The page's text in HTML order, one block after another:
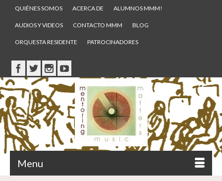
QUIÉNES SOMOS ACERCA DE ALUMNOS MMM!
AUDIOS Y VIDEOS CONTACTO MMM BLOG
ORQUESTA RESIDENTE PATROCINADORES
Menu